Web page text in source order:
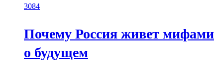
3084
Почему Россия живет мифами
о будущем